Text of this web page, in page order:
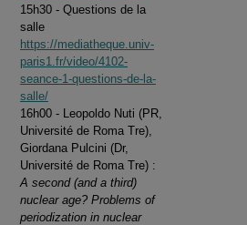
15h30 - Questions de la
salle
https://mediatheque.univ-
paris1.fr/video/4102-
seance-1-questions-de-la-
salle/
16h00 - Leopoldo Nuti (PR,
Université de Roma Tre),
Giordana Pulcini (Dr,
Université de Roma Tre) :
A second (and a third)
nuclear age? Problems of
periodization in nuclear